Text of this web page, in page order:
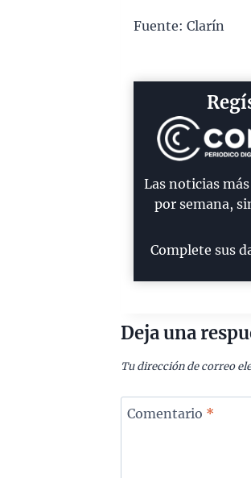
Fuente: Clarín
Las noticias
por semana,
Complete sus
Deja una
Tu dirección de correo
Comentario *